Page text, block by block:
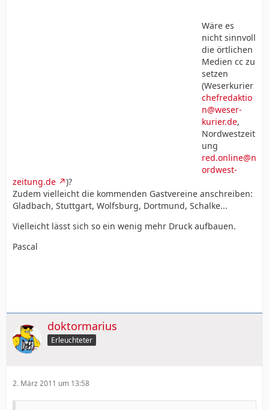
Wäre es
nicht sinnvoll
die örtlichen
Medien cc zu
setzen
(Weserkurier
chefredaktio
n@weser-
kurier.de,
Nordwestzeit
ung
red.online@n
ordwest-
zeitung.de
)?
Zudem vielleicht die kommenden Gastvereine anschreiben:
Gladbach, Stuttgart, Wolfsburg, Dortmund, Schalke...
Vielleicht lässt sich so ein wenig mehr Druck aufbauen.
Pascal
doktormarius
Erleuchteter
2. März 2011 um 13:58